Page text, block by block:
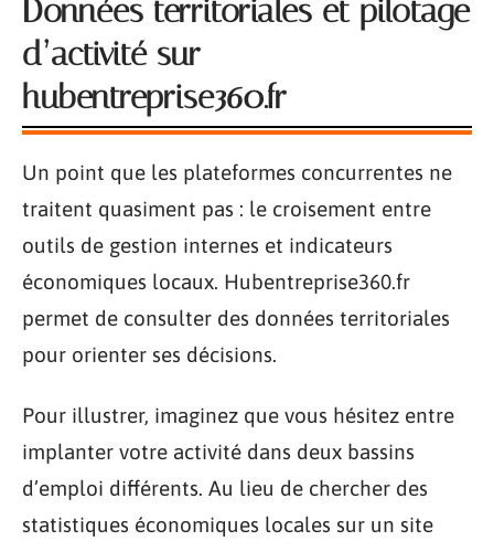
Données territoriales et pilotage
d’activité sur
hubentreprise360.fr
Un point que les plateformes concurrentes ne
traitent quasiment pas : le croisement entre
outils de gestion internes et indicateurs
économiques locaux. Hubentreprise360.fr
permet de consulter des données territoriales
pour orienter ses décisions.
Pour illustrer, imaginez que vous hésitez entre
implanter votre activité dans deux bassins
d’emploi différents. Au lieu de chercher des
statistiques économiques locales sur un site